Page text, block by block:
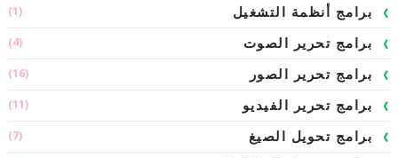
برامج أنظمة التشغيل (1)
برامج تحرير الصوت (4)
برامج تحرير الصور (16)
برامج تحرير الفيديو (11)
برامج تحويل الصيغ (7)